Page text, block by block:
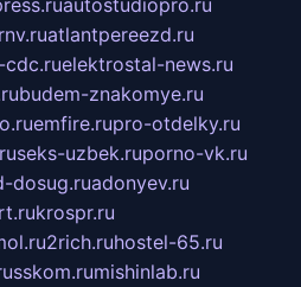
atlantpereezd.ru
cdc.ruelektrostal-news.ru
budem-znakomye.ru
emfire.rupro-otdelky.ru
seks-uzbek.ruporno-vk.ru
dosug.ruadonyev.ru
krospr.ru
2rich.ruhostel-65.ru
mishinlab.ru